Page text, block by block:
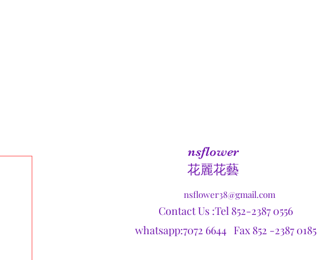
nsflower
​花麗花藝
nsflower38@gmail.com
Contact Us :Tel 852-2387 0556
whatsapp:7072 6644 Fax 852 -2387 0185